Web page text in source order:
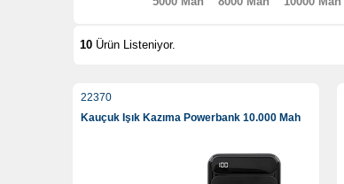
10 Ürün Listeniyor.
22370
Kauçuk Işık Kazıma Powerbank 10.000 Mah